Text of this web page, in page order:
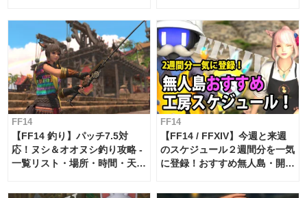
FF14
【FF14 釣り】パッチ7.5対
応！ヌシ＆オオヌシ釣り攻略 -
一覧リスト・場所・時間・天
FF14
【FF14 / FFXIV】今週と来週
のスケジュール２週間分を一気
に登録！おすすめ無人島・開拓